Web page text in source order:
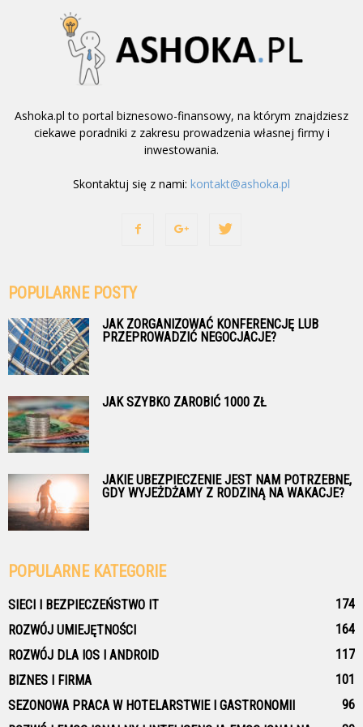
Ashoka.pl to portal biznesowo-finansowy, na którym znajdziesz
ciekawe poradniki z zakresu prowadzenia własnej firmy i
inwestowania.
Skontaktuj się z nami: kontakt@ashoka.pl
POPULARNE POSTY
JAK ZORGANIZOWAĆ KONFERENCJĘ LUB
PRZEPROWADZIĆ NEGOCJACJE?
JAK SZYBKO ZAROBIĆ 1000 ZŁ
JAKIE UBEZPIECZENIE JEST NAM POTRZEBNE,
GDY WYJEŻDŻAMY Z RODZINĄ NA WAKACJE?
POPULARNE KATEGORIE
SIECI I BEZPIECZEŃSTWO IT
174
ROZWÓJ UMIEJĘTNOŚCI
164
ROZWÓJ DLA IOS I ANDROID
117
BIZNES I FIRMA
101
SEZONOWA PRACA W HOTELARSTWIE I GASTRONOMII
96